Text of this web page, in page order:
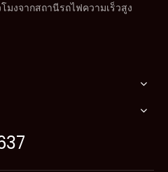
งจากสถานีรถไฟความเร็วสูง